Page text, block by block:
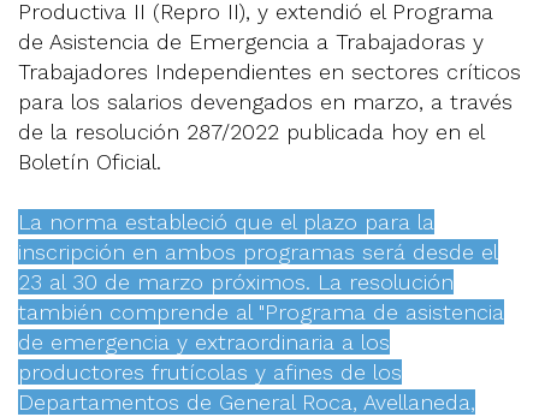
Productiva II (Repro II), y extendió el Programa
de Asistencia de Emergencia a Trabajadoras y
Trabajadores Independientes en sectores críticos
para los salarios devengados en marzo, a través
de la resolución 287/2022 publicada hoy en el
Boletín Oficial.
La norma estableció que el plazo para la
inscripción en ambos programas será desde el
23 al 30 de marzo próximos. La resolución
también comprende al "Programa de asistencia
de emergencia y extraordinaria a los
productores frutícolas y afines de los
Departamentos de General Roca, Avellaneda,